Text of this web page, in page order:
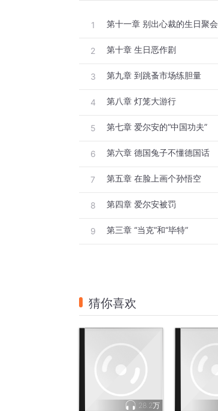
1 第十一章 别出心裁的生日聚会
2 第十章 生日恶作剧
3 第九章 到跳蚤市场练胆量
4 第八章 灯笼大游行
5 第七章 爱尔安的“中国功夫”
6 第六章 德国兔子不懂德国话
7 第五章 在脸上画个孙悟空
8 第四章 爱尔安被罚
9 第三章 “当克”和“毕特”
猜你喜欢
28.2万